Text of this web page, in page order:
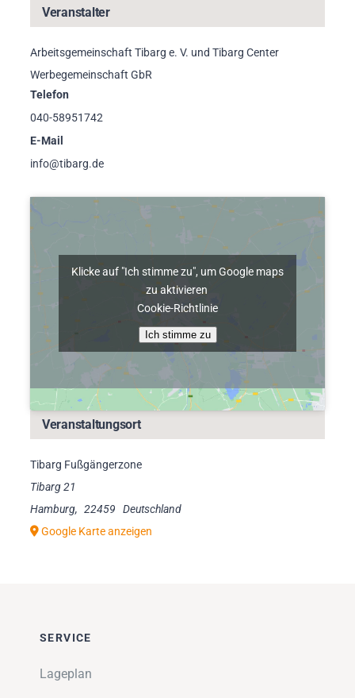
Veranstalter
Arbeitsgemeinschaft Tibarg e. V. und Tibarg Center
Werbegemeinschaft GbR
Telefon
040-58951742
E-Mail
info@tibarg.de
Veranstaltungsort
Tibarg Fußgängerzone
Tibarg 21
Hamburg, 22459
Deutschland
Google Karte anzeigen
Klicke auf "Ich stimme zu", um Google maps
zu aktivieren
Cookie-Richtlinie
Ich stimme zu
SERVICE
Lageplan